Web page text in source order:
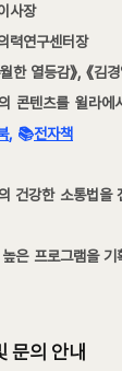
사장
력연구센터장
한 열등감》, 《김
콘텐츠를 윌라에
, 📚전자책
건강한 소통법 을
은 프로그램을 기
문의 안내